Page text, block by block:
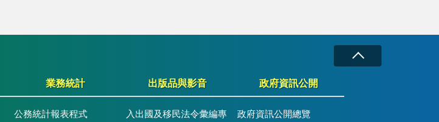
業務統計
公務統計報表程式
出版品與影音
入出國及移民法令彙編專
政府資訊公開
政府資訊公開總覽